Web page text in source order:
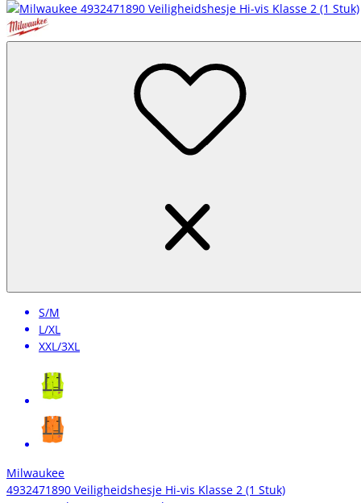
S/M
L/XL
XXL/3XL
Milwaukee
4932471890 Veiligheidshesje Hi-vis Klasse 2 (1 Stuk)